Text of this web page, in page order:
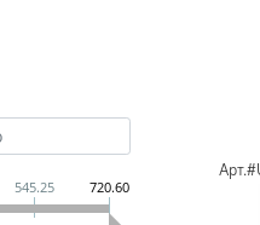
545.25 720.60